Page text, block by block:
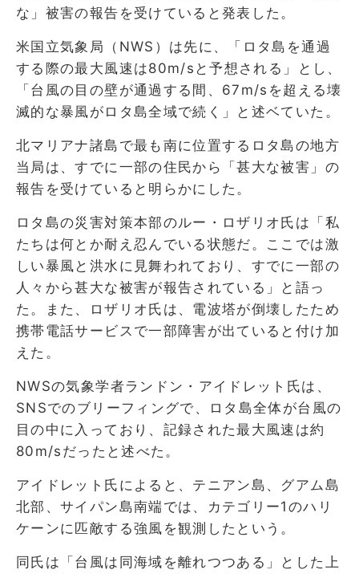
な」被害の報告を受けていると発表した。
米国立気象局（NWS）は先に、「ロタ島を通過
する際の最大風速は80m/sと予想される」とし、
「台風の目の壁が通過する間、67m/sを超える壊
滅的な暴風がロタ島全域で続く」と述ベていた。
北マリアナ諸島で最も南に位置するロタ島の地方
当局は、すでに一部の住民から「甚大な被害」の
報告を受けていると明らかにした。
ロタ島の災害対策本部のルー・ロザリオ氏は「私
たちは何とか耐え忍んでいる状態だ。ここでは激
しい暴風と洪水に見舞われており、すでに一部の
人々から甚大な被害が報告されている」と語っ
た。また、ロザリオ氏は、電波塔が倒壊したため
携帯電話サービスで一部障害が出ていると付け加
えた。
NWSの気象学者ランドン・アイドレット氏は、
SNSでのブリーフィングで、ロタ島全体が台風の
目の中に入っており、記録された最大風速は約
80m/sだったと述べた。
アイドレット氏によると、テニアン島、グアム島
北部、サイパン島南端では、カテゴリー1のハリ
ケーンに匹敵する強風を観測したという。
同氏は「台風は同海域を離れつつある」とした上